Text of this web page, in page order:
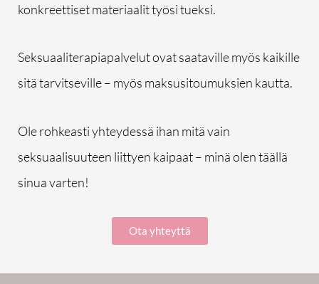
konkreettiset materiaalit työsi tueksi.
Seksuaaliterapiapalvelut ovat saataville myös kaikille
sitä tarvitseville – myös maksusitoumuksien kautta.
Ole rohkeasti yhteydessä ihan mitä vain
seksuaalisuuteen liittyen kaipaat – minä olen täällä
sinua varten!
Ota yhteyttä